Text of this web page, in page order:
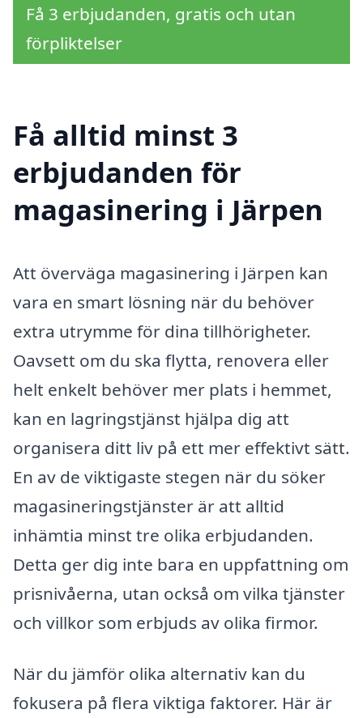
Få 3 erbjudanden, gratis och utan
förpliktelser
Få alltid minst 3
erbjudanden för
magasinering i Järpen
Att överväga magasinering i Järpen kan
vara en smart lösning när du behöver
extra utrymme för dina tillhörigheter.
Oavsett om du ska flytta, renovera eller
helt enkelt behöver mer plats i hemmet,
kan en lagringstjänst hjälpa dig att
organisera ditt liv på ett mer effektivt sätt.
En av de viktigaste stegen när du söker
magasineringstjänster är att alltid
inhämtia minst tre olika erbjudanden.
Detta ger dig inte bara en uppfattning om
prisnivåerna, utan också om vilka tjänster
och villkor som erbjuds av olika firmor.
När du jämför olika alternativ kan du
fokusera på flera viktiga faktorer. Här är